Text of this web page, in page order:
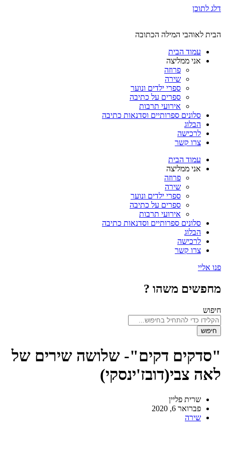
דלג לתוכן
הבית לאוהבי המילה הכתובה
עמוד הבית
אני ממליצה
פרוזה
שירה
ספרי ילדים ונוער
ספרים על כתיבה
אירועי תרבות
סלונים ספרותיים וסדנאות כתיבה
הבלוג
לרכישה
צרו קשר
עמוד הבית
אני ממליצה
פרוזה
שירה
ספרי ילדים ונוער
ספרים על כתיבה
אירועי תרבות
סלונים ספרותיים וסדנאות כתיבה
הבלוג
לרכישה
צרו קשר
פנו אליי
מחפשים משהו ?
חיפוש
חיפוש
"סדקים דקים"- שלושה שירים של
לאה צבי(דובז'ינסקי)
שרית פליין
פברואר 6, 2020
שירה